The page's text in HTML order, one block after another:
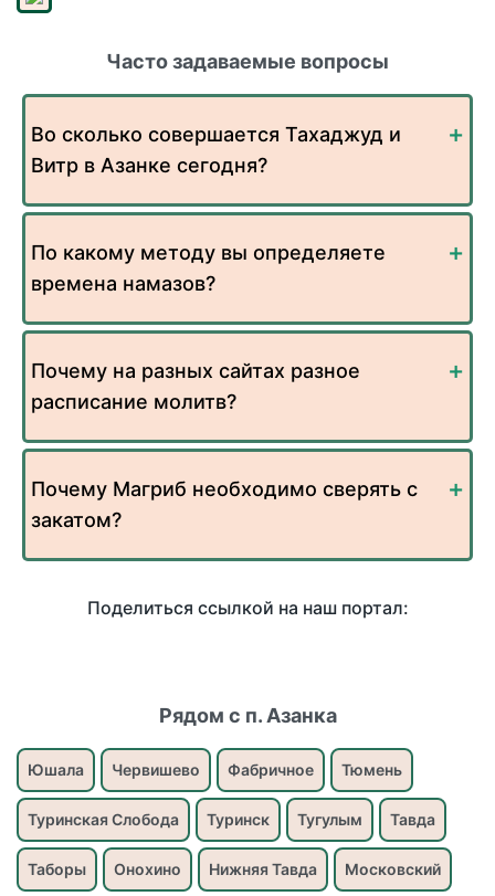
Часто задаваемые вопросы
Во сколько совершается Тахаджуд и
Витр в Азанке сегодня?
По какому методу вы определяете
времена намазов?
Почему на разных сайтах разное
расписание молитв?
Почему Магриб необходимо сверять с
закатом?
Поделиться ссылкой на наш портал:
Рядом с п. Азанка
Юшала Червишево Фабричное Тюмень
Туринская Слобода Туринск Тугулым Тавда
Таборы Онохино Нижняя Тавда Московский